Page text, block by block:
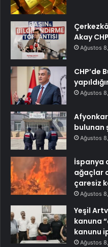
Akay
Ağustos
CHP’de
Ağustos
bulunan
Ağustos
İspanya
ağaçlar
çaresiz
Ağustos
Yeşil
kanuna
kanunu
Ağustos